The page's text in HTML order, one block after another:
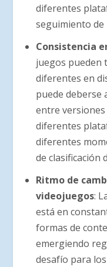
diferentes
seguimiento de
Consistencia
juegos pueden
diferentes en
puede deberse
entre versiones
diferentes
diferentes
de clasificación
Ritmo de
videojuegos:
está en
formas de
emergiendo
desafío para